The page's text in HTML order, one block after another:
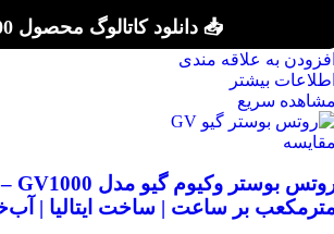
📥 دانلود کاتالوگ محصول RP500
به علاقه مندی
بیشتر
سریع
بر ساعت | ساخت ایتالیا |